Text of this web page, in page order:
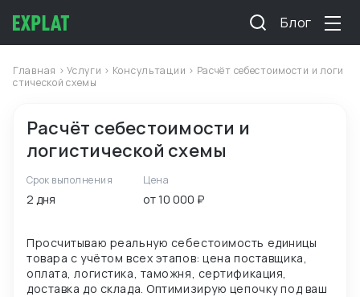
Блог
Главная >Услуги > Консультации > Расчёт себестоимости и логи
стической схемы
Расчёт себестоимости и
логистической схемы
Срок выполнения
2 дня
Цена
от 10 000 ₽
Просчитываю реальную себестоимость единицы
товара с учётом всех этапов: цена поставщика,
оплата, логистика, таможня, сертификация,
доставка до склада. Оптимизирую цепочку под ваш